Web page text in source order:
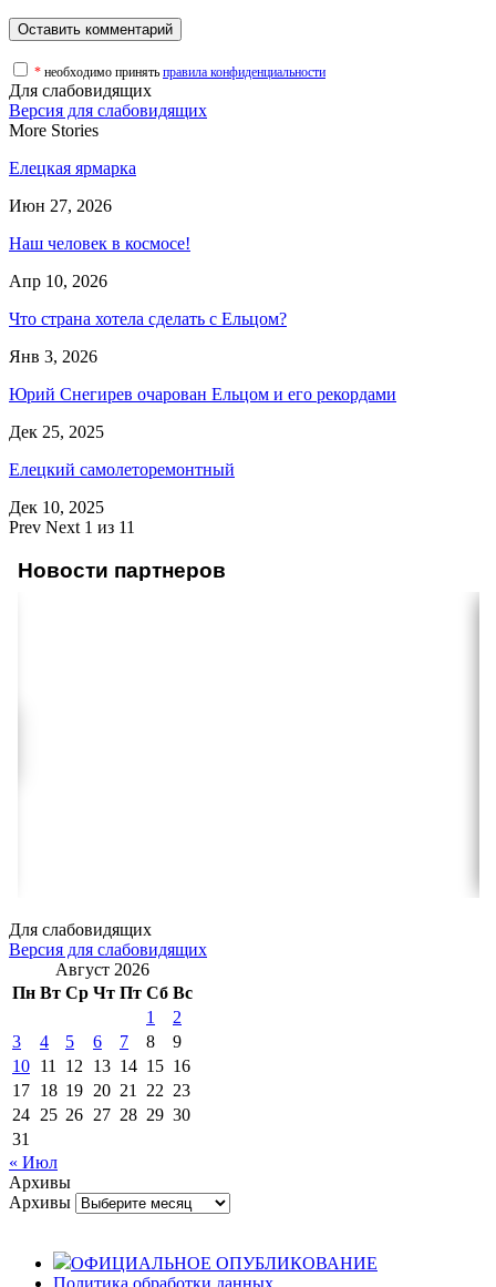
* необходимо принять правила конфиденциальности
Для слабовидящих
Версия для слабовидящих
More Stories
Елецкая ярмарка
Июн 27, 2026
Наш человек в космосе!
Апр 10, 2026
Что страна хотела сделать с Ельцом?
Янв 3, 2026
Юрий Снегирев очарован Ельцом и его рекордами
Дек 25, 2025
Елецкий самолеторемонтный
Дек 10, 2025
Prev Next 1 из 11
Новости партнеров
Для слабовидящих
Версия для слабовидящих
Август 2026
Пн Вт Ср Чт Пт Сб Вс
1
2
3
4 5 6 7 8
9
10 11 12 13 14 15 16
17 18 19 20 21 22 23
24 25 26 27 28 29 30
31
« Июл
Архивы
Архивы
ОФИЦИАЛЬНОЕ ОПУБЛИКОВАНИЕ
Политика обработки данных